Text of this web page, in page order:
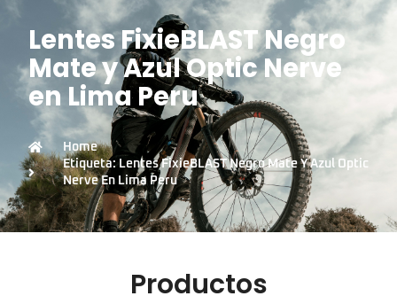
Lentes FixieBLAST Negro
Mate y Azul Optic Nerve
en Lima Peru
Home
Etiqueta: Lentes FixieBLAST Negro Mate Y Azul Optic
Nerve En Lima Peru
Productos